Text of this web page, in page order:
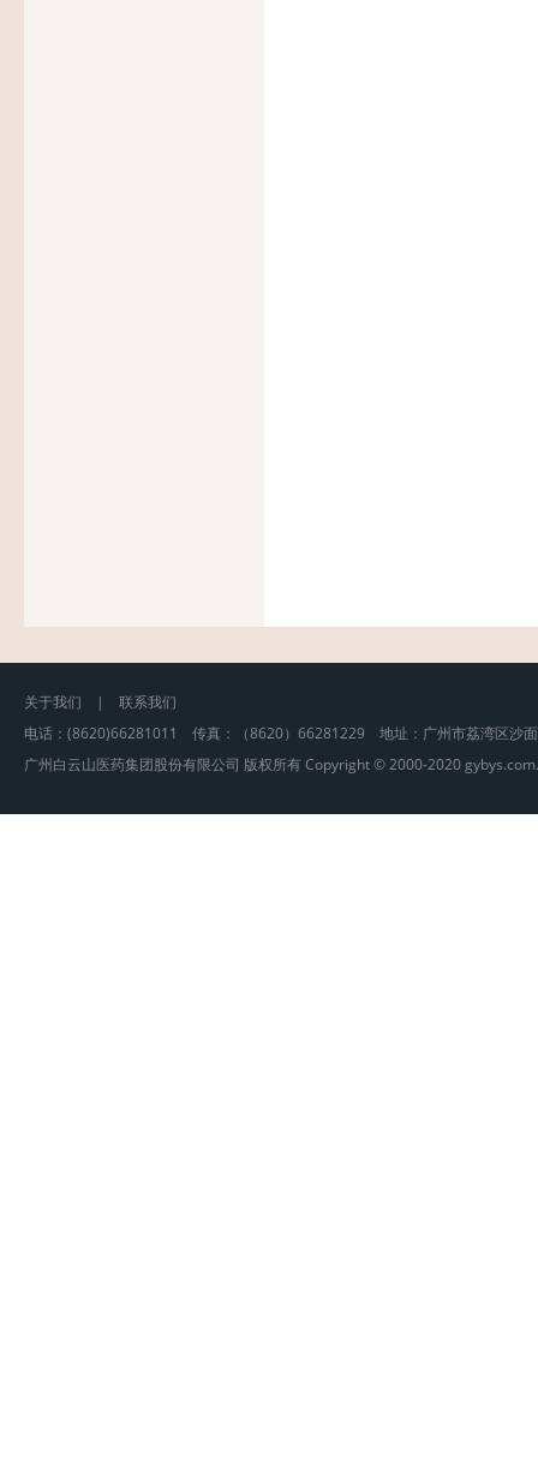
关于我们 | 联系我们
电话：(8620)66281011 传真：（8620）66281229 地址：广州市荔湾区沙
广州白云山医药集团股份有限公司 版权所有 Copyright © 2000-2020